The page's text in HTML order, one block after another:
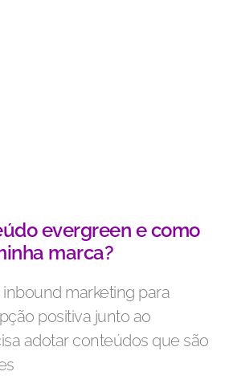
evergreen e como
marca?
marketing para
positiva junto ao
adotar conteúdos que são